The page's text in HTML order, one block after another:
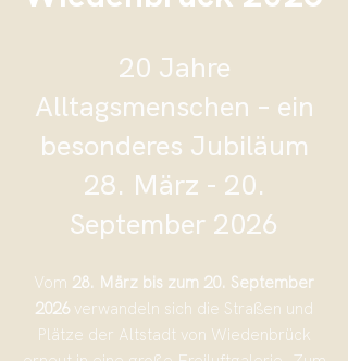
20 Jahre
Alltagsmenschen – ein
besonderes Jubiläum
28. März - 20.
September 2026
Vom 28. März bis zum 20. September
2026 verwandeln sich die Straßen und
Plätze der Altstadt von Wiedenbrück